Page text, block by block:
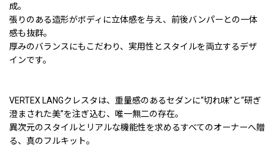
成。
張りのある造形がボディに立体感を与え、前後バンパーとの一体
感も抜群。
厚みのバランスにもこだわり、実用性とスタイルを両立するデザ
インです。
VERTEX LANGクレスタは、重量感のあるセダンに“切れ味”と“研ぎ
澄まされた美”を注ぎ込む、唯一無二の存在。
異次元のスタイルとリアルな機能性を求めるすべてのオーナーへ贈
る、真のフルキット。